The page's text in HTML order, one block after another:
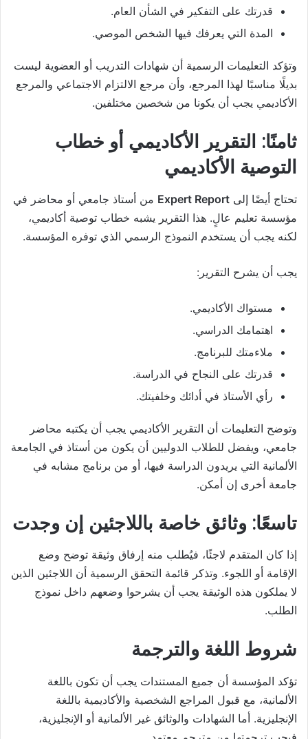
قدرتك على التفكير في الشأن العام.
المدة التي يعرفك فيها الشخص الموصي.
وتؤكد التعليمات الرسمية أن شهادات التدريب أو العضوية ليست
بديلًا مناسبًا لهذا المرجع، وأن مرجع الالتزام الاجتماعي والمرجع
الأكاديمي يجب أن يكونا من شخصين مختلفين.
ثامنًا: التقرير الأكاديمي أو خطاب
التوصية الأكاديمي
تحتاج أيضًا إلى Expert Report من أستاذ جامعي أو محاضر في
مؤسسة تعليم عالٍ. هذا التقرير يشبه خطاب توصية أكاديمي،
لكنه يجب أن يستخدم النموذج الرسمي الذي توفره المؤسسة.
يجب أن يشرح التقرير:
مستواك الأكاديمي.
اهتمامك الدراسي.
ملاءمتك للبرنامج.
قدرتك على النجاح في الدراسة.
رأي الأستاذ في أدائك وخلفيتك.
وتوضح التعليمات أن التقرير الأكاديمي يجب أن يكتبه محاضر
جامعي، ويفضل للطلاب الدوليين أن يكون من أستاذ في الجامعة
الألمانية التي يريدون الدراسة فيها، أو من برنامج مشابه في
جامعة أخرى إن أمكن.
تاسعًا: وثائق خاصة باللاجئين إن وجدت
إذا كان المتقدم لاجئًا، فيُطلب منه إرفاق وثيقة توضح وضع
الإقامة أو اللجوء. وتذكر قائمة التحقق الرسمية أن اللاجئين الذين
لا يملكون هذه الوثيقة يجب أن يشرحوا وضعهم داخل نموذج
الطلب.
شروط اللغة والترجمة
تؤكد المؤسسة أن جميع المستندات يجب أن تكون باللغة
الألمانية، مع قبول المراجع الشخصية والأكاديمية باللغة
الإنجليزية. أما الشهادات والوثائق غير الألمانية أو الإنجليزية،